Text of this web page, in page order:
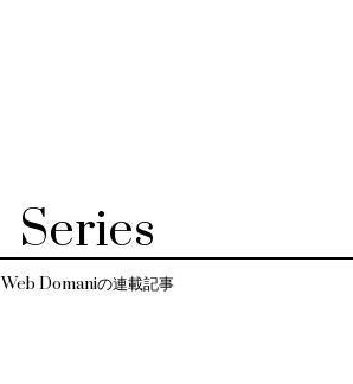
Series
Web Domaniの連載記事